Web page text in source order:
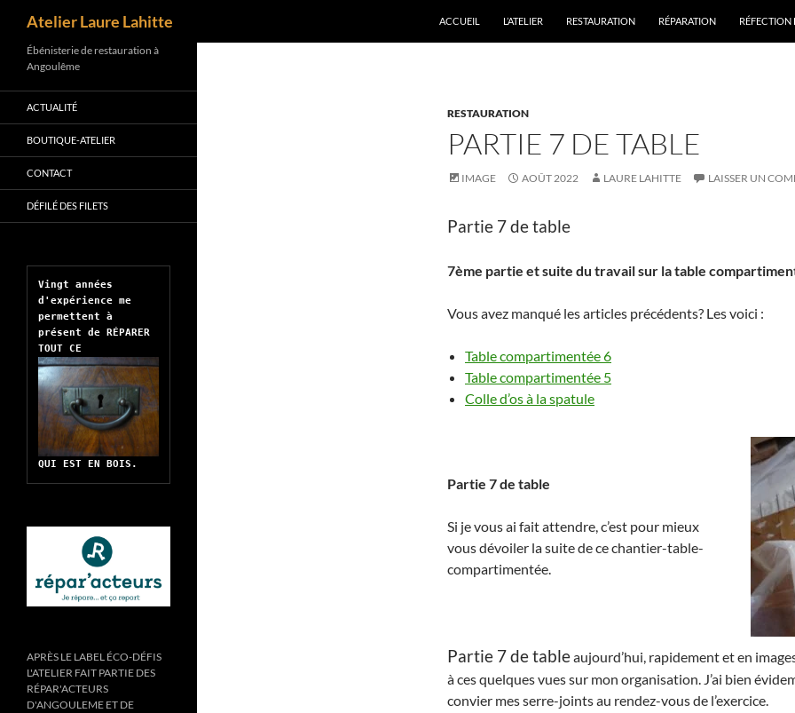
Aller
contenu
Atelier Laure Lahitte ACCUEIL L’ATELIER RESTAURATION RÉPARATION RÉFECTION
RESTAURATION
PARTIE 7 DE TABLE
IMAGE AOÛT 2022 LAURE LAHITTE LAISSER UN
Partie 7 de table
7ème partie et suite du travail sur la table
Vous avez manqué les articles précédents? Les voici :
Table compartimentée 6
Table compartimentée 5
Colle d’os à la spatule
Partie 7 de table
Si je vous ai fait attendre, c’est pour mieux
vous dévoiler la suite de ce chantier-table-
compartimentée.
Partie 7 de tableaujourd’hui, rapidement et en
à ces quelques vues sur mon organisation. J’ai bien
convier mes serre-joints au rendez-vous de l’exercice.
Ébénisterie de restauration à
Angoulême
ACTUALITÉ
BOUTIQUE-ATELIER
CONTACT
DÉFILÉ DES FILETS
Vingt années
d'expérience me
permettent à
présent de RÉPARER
TOUT CE
QUI EST EN BOIS.
APRÈS LE LABEL ÉCO-DÉFIS
L'ATELIER FAIT PARTIE DES
RÉPAR'ACTEURS
D'ANGOULEME ET DE